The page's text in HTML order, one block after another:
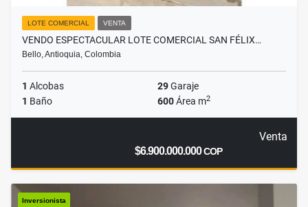
LOTE COMERCIAL VENTA
VENDO ESPECTACULAR LOTE COMERCIAL SAN FÉLIX…
Bello, Antioquia, Colombia
1 Alcobas 29Garaje
1 Baño 600Área m2
Venta
$6.900.000.000COP
Inversionista